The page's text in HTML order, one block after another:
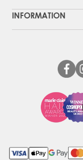
INFORMATION